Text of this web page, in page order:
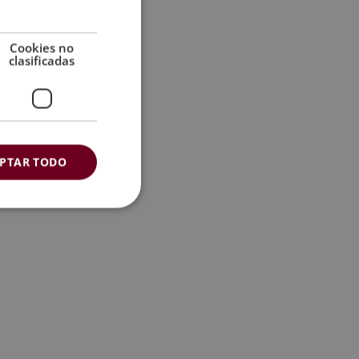
Cookies no
clasificadas
TODO